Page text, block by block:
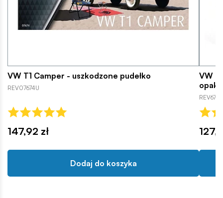
VW T1 Camper - uszkodzone pudełko
REV07674U
147,92 zł
Dodaj do koszyka
VW